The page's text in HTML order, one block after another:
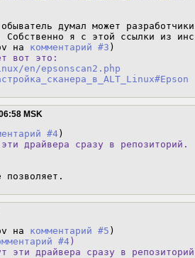
думал может
Собственно я с этой ссылки из
на комментарий #3
вот это:
en/epsonscan2.php
MSK
#4
драйвера сразу в репозиторий.
позволяет.
на комментарий #5
#4 )
эти драйвера сразу в